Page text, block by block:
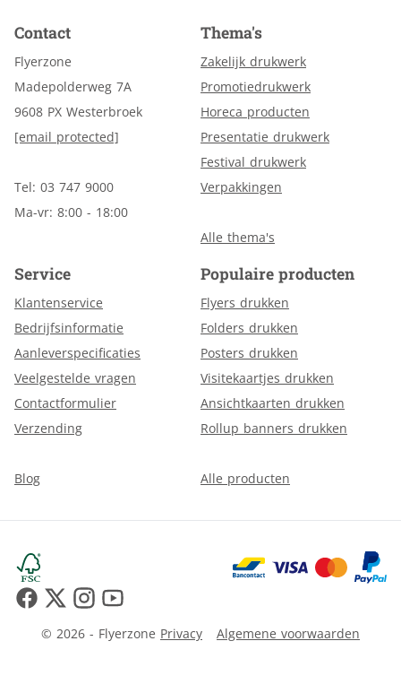
Contact
Flyerzone
Madepolderweg 7A
9608 PX Westerbroek
[email protected]
Tel: 03 747 9000
Ma-vr: 8:00 - 18:00
Thema's
Zakelijk drukwerk
Promotiedrukwerk
Horeca producten
Presentatie drukwerk
Festival drukwerk
Verpakkingen
Alle thema's
Service
Klantenservice
Bedrijfsinformatie
Aanleverspecificaties
Veelgestelde vragen
Contactformulier
Verzending
Blog
Populaire producten
Flyers drukken
Folders drukken
Posters drukken
Visitekaartjes drukken
Ansichtkaarten drukken
Rollup banners drukken
Alle producten
© 2026 - Flyerzone Privacy Algemene voorwaarden